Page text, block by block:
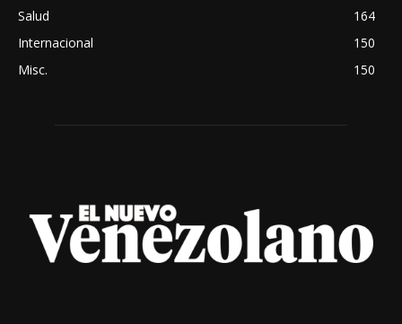
Salud
164
Internacional
150
Misc.
150